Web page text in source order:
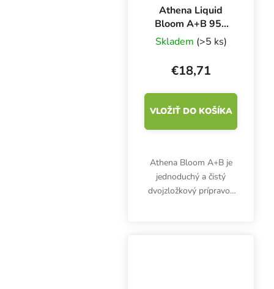
Athena Liquid
Bloom A+B 950
ml, hnojivo na
kvety
Skladem (>5 ks)
€18,71
VLOŽIŤ DO KOŠÍKA
Athena Bloom A+B je
jednoduchý a čistý
dvojzložkový prípravok